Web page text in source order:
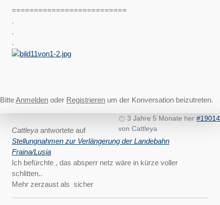
==========================
.
.
.
BitteAnmelden oder Registrieren um der Konversation beizutreten.
3 Jahre 5 Monate her #19014
von Cattleya
Cattleya antwortete auf
Stellungnahmen zur Verlängerung der Landebahn
Fraina/Lusia
Ich befürchte , das absperr netz wäre in kürze voller
schlitten..
Mehr zerzaust als sicher